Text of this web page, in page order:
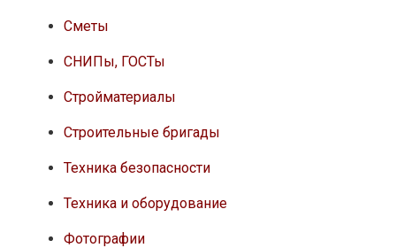
Сметы
СНИПы, ГОСТы
Стройматериалы
Строительные бригады
Техника безопасности
Техника и оборудование
Фотографии